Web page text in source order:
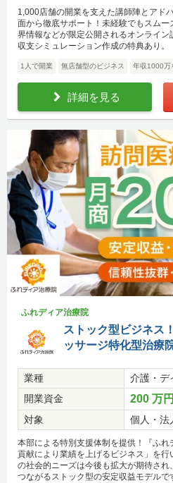
1,000店舗の開業を支えた講師陣とアド
面から徹底サポート！未経験でもスム
界情報などが限定公開されるオンライン
収支シミュレーション作成の特典あり。
1人で開業 無店舗型のビジネス 年収1000万
詳細を見る
ふれディア治療院
ストック型ビジネス
ッサージ特化型治療
業種
介護・デ
開業資金
200 万円
対象 個人・法
本部による特別支援体制を提供！『ふ
貢献により業績を上げるビジネス」を行
の社会的ニーズは今後も拡大が期待さ
つながるストック型の安定収益モデルで